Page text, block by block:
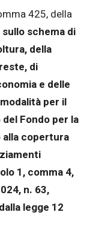
425, della
sullo schema di
della
di
e delle
per il
Fondo per la
copertura
1, comma 4,
n. 63,
legge 12